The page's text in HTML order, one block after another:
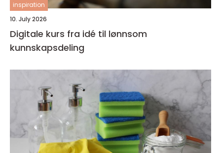
inspiration
10. July 2026
Digitale kurs fra idé til lønnsom
kunnskapsdeling